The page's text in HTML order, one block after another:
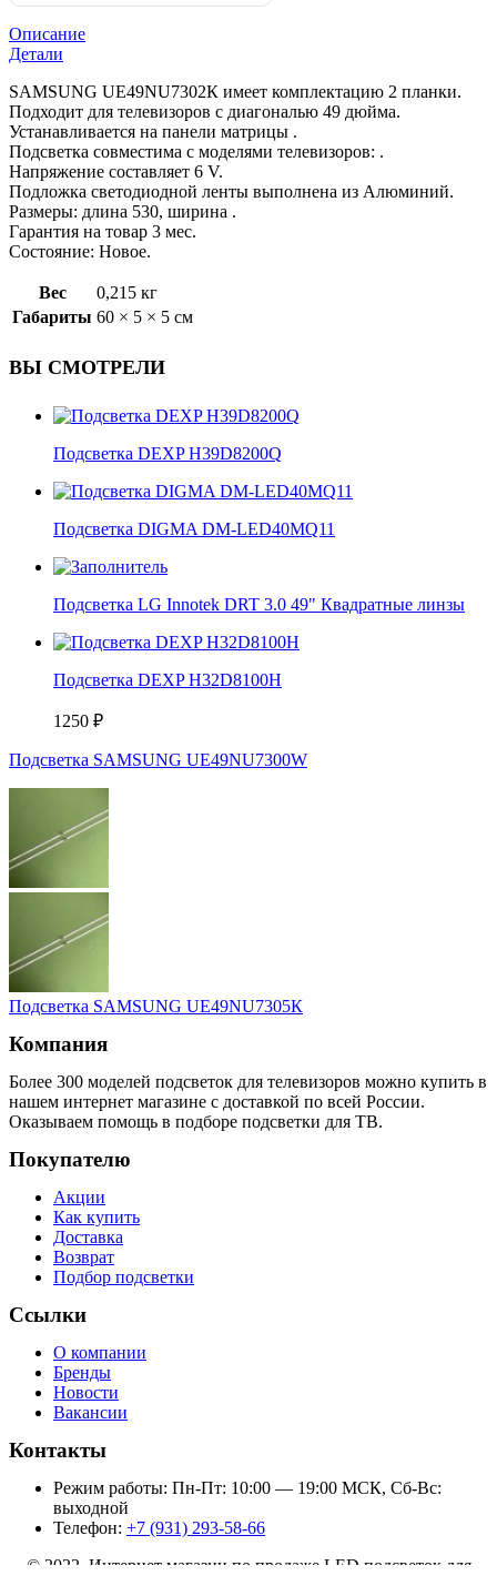
Описание
Детали
SAMSUNG UЕ49NU7302К имеет комплектацию 2 планки.
Подходит для телевизоров с диагональю 49 дюйма.
Устанавливается на панели матрицы .
Подсветка совместима с моделями телевизоров: .
Напряжение составляет 6 V.
Подложка светодиодной ленты выполнена из Алюминий.
Размеры: длина 530, ширина .
Гарантия на товар 3 мес.
Состояние: Новое.
Вес
0,215 кг
Габариты 60 × 5 × 5 см
ВЫ СМОТРЕЛИ
Подсветка DEXP H39D8200Q
Подсветка DIGMA DM-LED40MQ11
Подсветка LG Innotek DRT 3.0 49" Квадратные линзы
Подсветка DEXP H32D8100H
1250 ₽
Подсветка SAMSUNG UЕ49NU7300W
Подсветка SAMSUNG UЕ49NU7305К
Компания
Более 300 моделей подсветок для телевизоров можно купить в
нашем интернет магазине с доставкой по всей России.
Оказываем помощь в подборе подсветки для ТВ.
Покупателю
Акции
Как купить
Доставка
Возврат
Подбор подсветки
Ссылки
О компании
Бренды
Новости
Вакансии
Контакты
Режим работы: Пн-Пт: 10:00 — 19:00 МСК, Сб-Вс:
выходной
Телефон: +7 (931) 293-58-66
© 2022 Интернет магазин по продаже LED подсветок для